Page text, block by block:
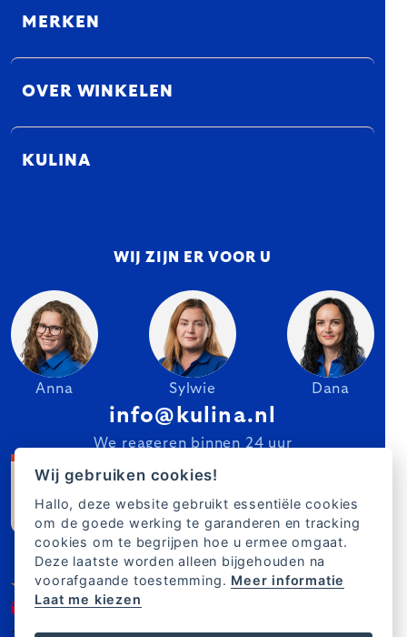
MERKEN
OVER WINKELEN
KULINA
WIJ ZIJN ER VOOR U
Anna Sylwie Dana
info@kulina.nl
We reageren binnen 24 uur
Wij gebruiken cookies!
Hallo, deze website gebruikt essentiële cookies
om de goede werking te garanderen en tracking
cookies om te begrijpen hoe u ermee omgaat.
Deze laatste worden alleen bijgehouden na
voorafgaande toestemming. Meer informatie
Laat me kiezen